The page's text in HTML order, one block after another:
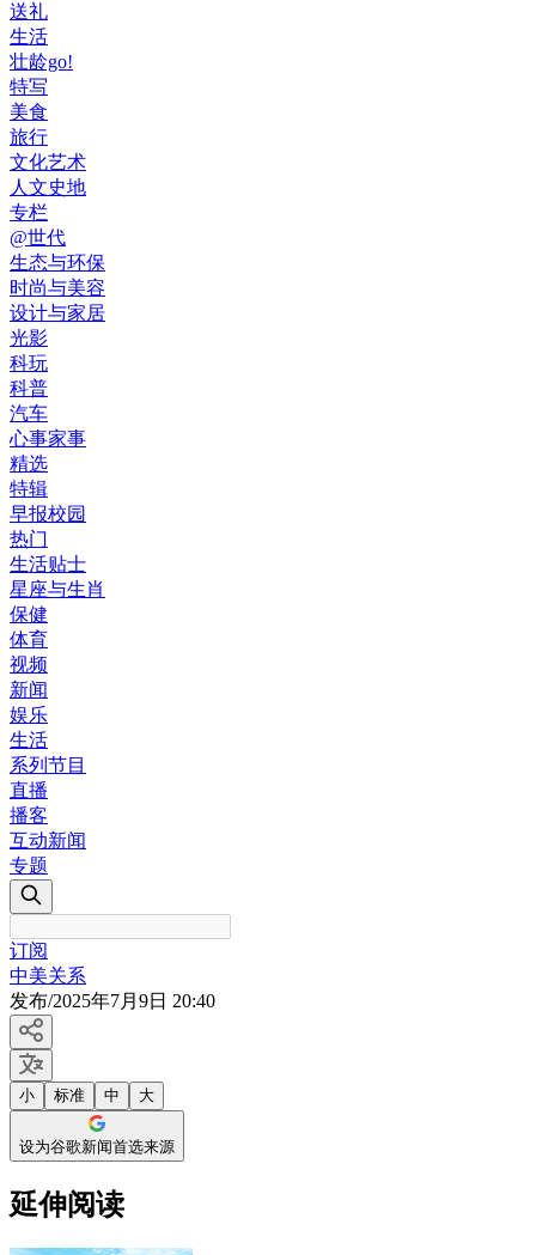
送礼
生活
壮龄go!
特写
美食
旅行
文化艺术
人文史地
专栏
@世代
生态与环保
时尚与美容
设计与家居
光影
科玩
科普
汽车
心事家事
精选
特辑
早报校园
热门
生活贴士
星座与生肖
保健
体育
视频
新闻
娱乐
生活
系列节目
直播
播客
互动新闻
专题
订阅
中美关系
发布/2025年7月9日 20:40
小 标准 中 大
设为谷歌新闻首选来源
延伸阅读